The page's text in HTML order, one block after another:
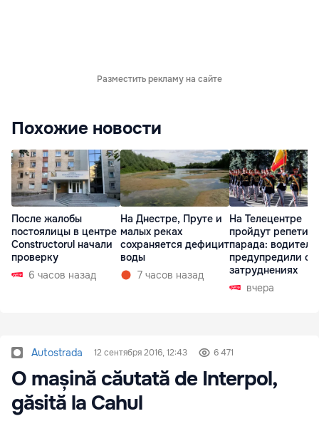
Разместить рекламу на сайте
Похожие новости
После жалобы
постоялицы в центре
Constructorul начали
проверку
6 часов назад
На Днестре, Пруте и
малых реках
сохраняется дефицит
воды
7 часов назад
На Телецентре
пройдут
парада:
предупредили о
затруднениях
вчера
Autostrada 12 сентября 2016, 12:43 6 471
O mașină căutată de Interpol,
găsită la Cahul